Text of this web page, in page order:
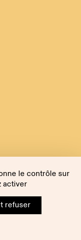
le contrôle sur
activer
refuser